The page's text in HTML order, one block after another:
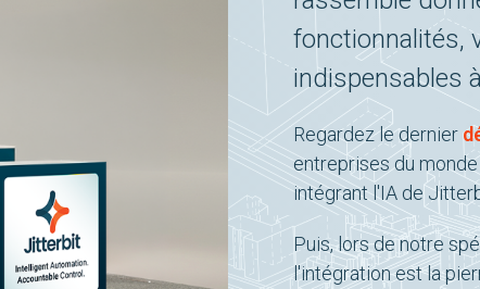
fonctionnalités,
indispensables
Regardez le dernier
entreprises du
intégrant l'IA de
Puis, lors de notre
l'intégration est la